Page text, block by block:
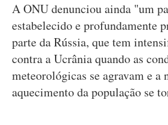
A ONU denunciou ainda "um
estabelecido e profundamente
parte da Rússia, que tem
contra a Ucrânia quando as
meteorológicas se agravam e a
aquecimento da população se